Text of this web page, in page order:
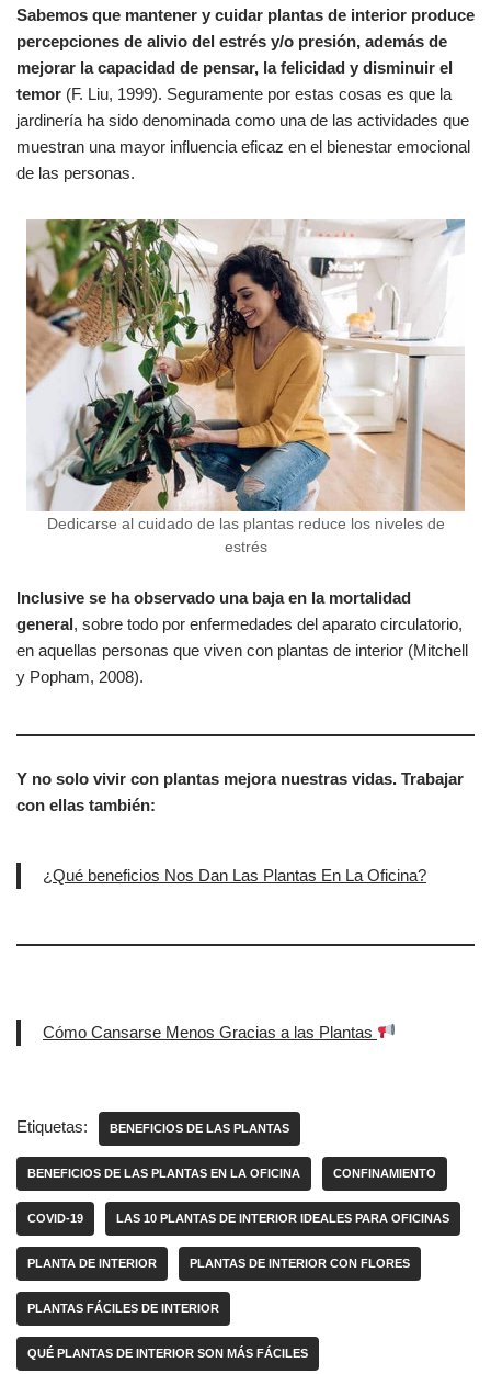
Sabemos que mantener y cuidar plantas de interior produce
percepciones de alivio del estrés y/o presión, además de
mejorar la capacidad de pensar, la felicidad y disminuir el
temor (F. Liu, 1999). Seguramente por estas cosas es que la
jardinería ha sido denominada como una de las actividades que
muestran una mayor influencia eficaz en el bienestar emocional
de las personas.
Dedicarse al cuidado de las plantas reduce los niveles de
estrés
Inclusive se ha observado una baja en la mortalidad
general, sobre todo por enfermedades del aparato circulatorio,
en aquellas personas que viven con plantas de interior (Mitchell
y Popham, 2008).
Y no solo vivir con plantas mejora nuestras vidas. Trabajar
con ellas también:
¿Qué beneficios Nos Dan Las Plantas En La Oficina?
Cómo Cansarse Menos Gracias a las Plantas
Etiquetas: BENEFICIOS DE LAS PLANTAS
BENEFICIOS DE LAS PLANTAS EN LA OFICINA CONFINAMIENTO
COVID-19 LAS 10 PLANTAS DE INTERIOR IDEALES PARA OFICINAS
PLANTA DE INTERIOR PLANTAS DE INTERIOR CON FLORES
PLANTAS FÁCILES DE INTERIOR
QUÉ PLANTAS DE INTERIOR SON MÁS FÁCILES